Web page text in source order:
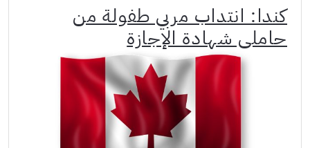
كندا: انتداب مربي طفولة من
حاملي شهادة الإجازة